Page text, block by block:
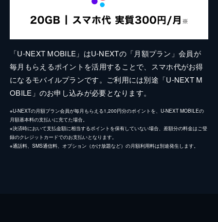
「U-NEXT MOBILE」はU-NEXTの「月額プラン」会員が
毎月もらえるポイントを活用することで、スマホ代がお得
になるモバイルプランです。ご利用には別途「U-NEXT M
OBILE」のお申し込みが必要となります。
※U-NEXTの月額プラン会員が毎月もらえる1,200円分のポイントを、U-NEXT MOBILEの
月額基本料の支払いに充てた場合。
※決済時において支払金額に相当するポイントを保有していない場合、差額分の料金はご登
録のクレジットカードでのお支払いとなります。
※通話料、SMS通信料、オプション（かけ放題など）の月額利用料は別途発生します。